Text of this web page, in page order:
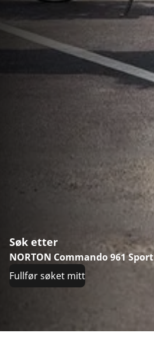
Søk etter
NORTON Commando 961 Sport
Fullfør søket mitt